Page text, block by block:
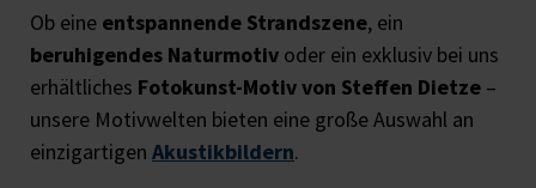
Ob eine entspannende Strandszene, ein
beruhigendes Naturmotiv oder ein exklusiv bei uns
erhältliches Fotokunst-Motiv von Steffen Dietze –
unsere Motivwelten bieten eine große Auswahl an
einzigartigen Akustikbildern.